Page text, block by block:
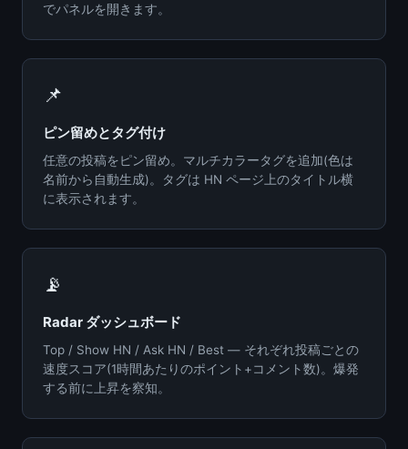
でパネルを開きます。
📌
ピン留めとタグ付け
任意の投稿をピン留め。マルチカラータグを追加(色は
名前から自動生成)。タグは HN ページ上のタイトル横
に表示されます。
📡
Radar ダッシュボード
Top / Show HN / Ask HN / Best — それぞれ投稿ごとの
速度スコア(1時間あたりのポイント+コメント数)。爆発
する前に上昇を察知。